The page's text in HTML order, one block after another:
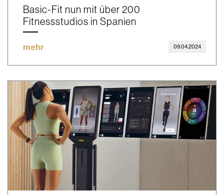
Basic-Fit nun mit über 200
Fitnessstudios in Spanien
mehr 09.04.2024